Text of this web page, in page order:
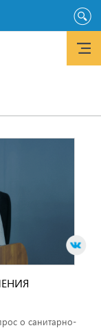
о санитарно-